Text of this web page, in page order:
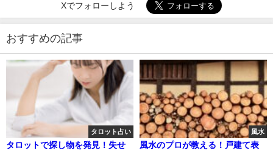
Xでフォローしよう
おすすめの記事
タロット占い
タロットで探し物を発見！失せ
風水
風水のプロが教える！戸建て表